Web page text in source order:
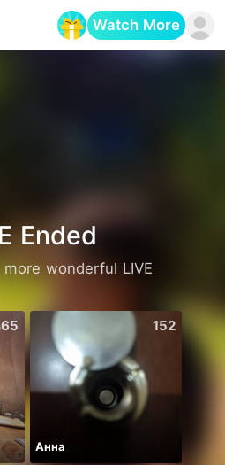
Watch More
Ended
wonderful LIVE
152
Анна